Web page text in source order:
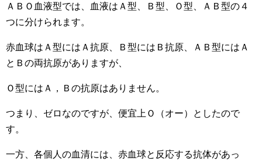
ＡＢＯ血液型では、血液はＡ型、Ｂ型、Ｏ型、ＡＢ型の４
つに分けられます。
赤血球はＡ型にはＡ抗原、Ｂ型にはＢ抗原、ＡＢ型にはＡ
とＢの両抗原がありますが、
Ｏ型にはＡ，Ｂの抗原はありません。
つまり、ゼロなのですが、便宜上Ｏ（オー）としたので
す。
一方、各個人の血清には、赤血球と反応する抗体があっ